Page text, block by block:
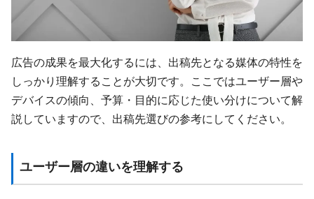
広告の成果を最大化するには、出稿先となる媒体の特性を
しっかり理解することが大切です。ここではユーザー層や
デバイスの傾向、予算・目的に応じた使い分けについて解
説していますので、出稿先選びの参考にしてください。
ユーザー層の違いを理解する